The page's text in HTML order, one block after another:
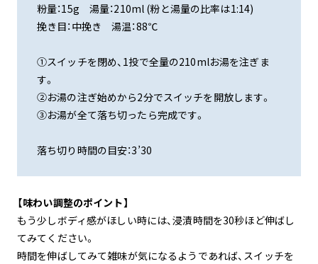
粉量：15g 湯量：210ml (粉と湯量の比率は1:14)
挽き目：中挽き 湯温：88℃
①スイッチを閉め、1投で全量の210mlお湯を注ぎま
す。
②お湯の注ぎ始めから2分でスイッチを開放します。
③お湯が全て落ち切ったら完成です。
落ち切り時間の目安：3’30
【味わい調整のポイント】
もう少しボディ感がほしい時には、浸漬時間を30秒ほど伸ばし
てみてください。
時間を伸ばしてみて雑味が気になるようであれば、スイッチを